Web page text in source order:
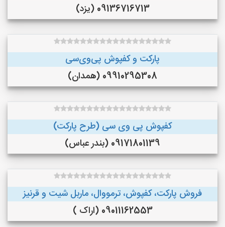
09136716713 (یزد)
پارکت و کفپوش پی‌وی‌سی
09910295308 (همدان)
کفپوش پی وی سی (طرح پارکت)
09171801139 (بندر عباس)
فروش پارکت، کفپوش، ترمووال، ماربل شیت و قرنیز
09011162553 (اراک )